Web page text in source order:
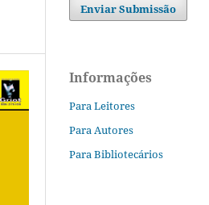
Enviar Submissão
Informações
Para Leitores
Para Autores
Para Bibliotecários